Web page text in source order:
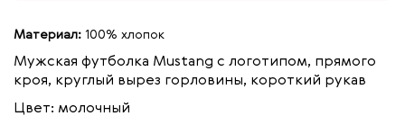
Материал: 100% хлопок
Мужская футболка Mustang с логотипом, прямого
кроя, круглый вырез горловины, короткий рукав
Цвет: молочный